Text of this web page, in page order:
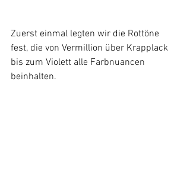
Zuerst einmal legten wir die Rottöne
fest, die von Vermillion über Krapplack
bis zum Violett alle Farbnuancen
beinhalten.